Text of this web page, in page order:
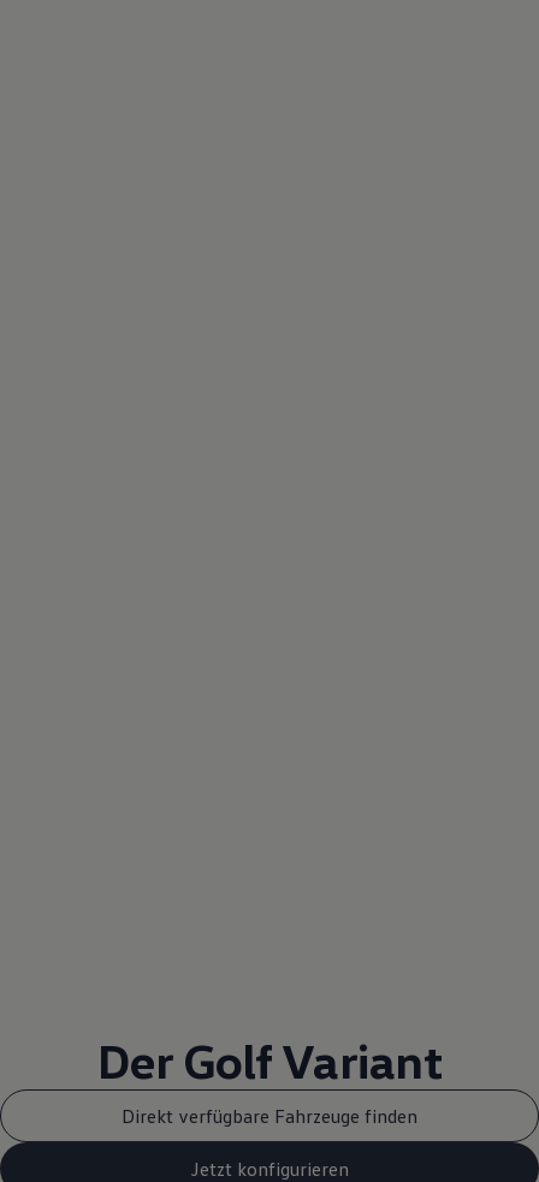
Der GolfVariant
Direkt verfügbare Fahrzeuge finden
Jetzt konfigurieren